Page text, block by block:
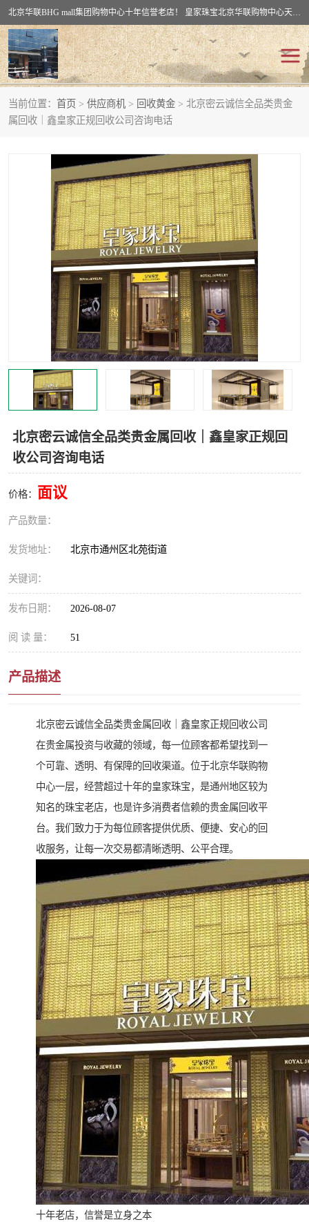
北京华联BHG mall集团购物中心十年信誉老店！ 皇家珠宝北京华联购物中心天时名苑店竭诚欢迎您。 北京市通州区（八通线）通州北苑地铁华联购物中心一层皇家珠宝 北京皇家珠宝通州黄金回收黄金首饰加工店（八通线: 通州北苑地铁华联店）：通州区通州北苑地铁华联购物中心一层皇家珠宝。
当前位置： 首页 > 供应商机 > 回收黄金 > 北京密云诚信全品类贵金
属回收｜鑫皇家正规回收公司咨询电话
北京密云诚信全品类贵金属回收｜鑫皇家正规回
收公司咨询电话
价格： 面议
产品数量：
发货地址： 北京市通州区北苑街道
关键词：
发布日期： 2026-08-07
阅 读 量： 51
产品描述
北京密云诚信全品类贵金属回收｜鑫皇家正规回收公司
在贵金属投资与收藏的领域，每一位顾客都希望找到一
个可靠、透明、有保障的回收渠道。位于北京华联购物
中心一层，经营超过十年的皇家珠宝，是通州地区较为
知名的珠宝老店，也是许多消费者信赖的贵金属回收平
台。我们致力于为每位顾客提供优质、便捷、安心的回
收服务，让每一次交易都清晰透明、公平合理。
十年老店，信誉是立身之本
回收黄金 回收铂金
回收钯金 回收钻石
回收翡翠玉石